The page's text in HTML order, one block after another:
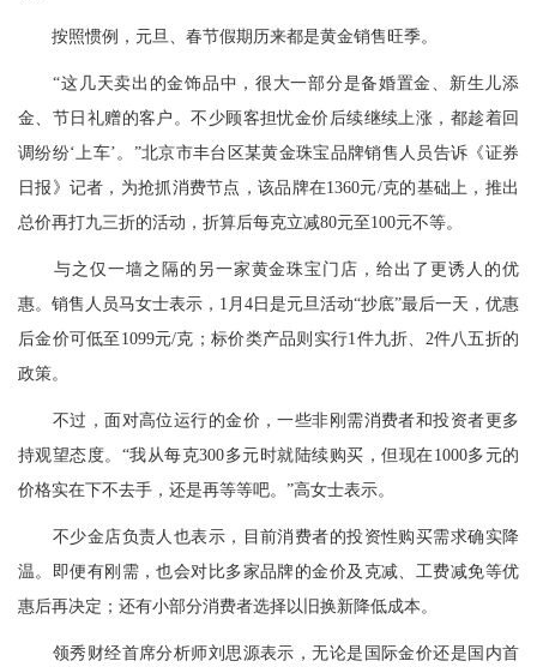
按照惯例，元旦、春节假期历来都是黄金销售旺季。
“这几天卖出的金饰品中，很大一部分是备婚置金、新生儿添
金、节日礼赠的客户。不少顾客担忧金价后续继续上涨，都趁着回
调纷纷‘上车’。”北京市丰台区某黄金珠宝品牌销售人员告诉《证券
日报》记者，为抢抓消费节点，该品牌在1360元/克的基础上，推出
总价再打九三折的活动，折算后每克立减80元至100元不等。
与之仅一墙之隔的另一家黄金珠宝门店，给出了更诱人的优
惠。销售人员马女士表示，1月4日是元旦活动“抄底”最后一天，优惠
后金价可低至1099元/克；标价类产品则实行1件九折、2件八五折的
政策。
不过，面对高位运行的金价，一些非刚需消费者和投资者更多
持观望态度。“我从每克300多元时就陆续购买，但现在1000多元的
价格实在下不去手，还是再等等吧。”高女士表示。
不少金店负责人也表示，目前消费者的投资性购买需求确实降
温。即便有刚需，也会对比多家品牌的金价及克减、工费减免等优
惠后再决定；还有小部分消费者选择以旧换新降低成本。
领秀财经首席分析师刘思源表示，无论是国际金价还是国内首